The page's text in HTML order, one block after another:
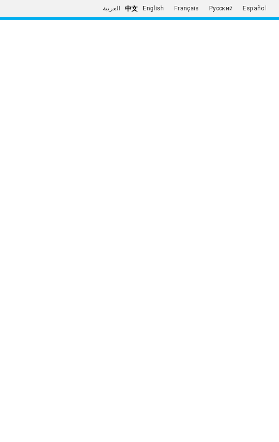
العربية 中文 English Français Русский Español